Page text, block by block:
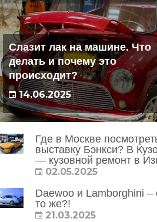
Слазит лак на машине. Что
делать и почему это
происходит?
14.06.2025
Где в Москве
выставку Бэнкси? В
— кузовной ремонт в
02.05.2025
Daewoo и Lamborghini –
то же?!
21.03.2025